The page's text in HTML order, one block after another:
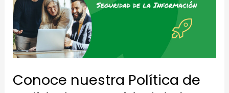
Conoce nuestra Política de
de
Calidad
y
Seguridad
la